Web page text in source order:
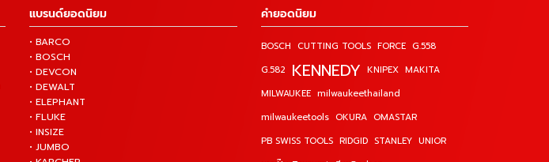
แบรนด์ยอดนิยม
• BARCO
• BOSCH
• DEVCON
• DEWALT
• ELEPHANT
• FLUKE
• INSIZE
• JUMBO
คำยอดนิยม
BOSCH CUTTING TOOLS FORCE G.558
G.582 KENNEDY KNIPEX MAKITA
MILWAUKEE milwaukeethailand
milwaukeetools OKURA OMASTAR
PB SWISS TOOLS RIDGID STANLEY UNIOR